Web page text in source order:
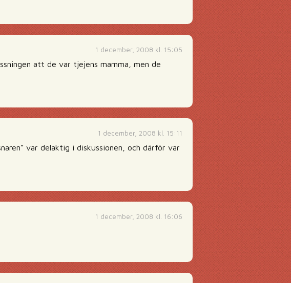
1 december, 2008 kl. 15:05
att de var tjejens mamma, men de
1 december, 2008 kl. 15:11
var delaktig i diskussionen, och därför var
1 december, 2008 kl. 16:06